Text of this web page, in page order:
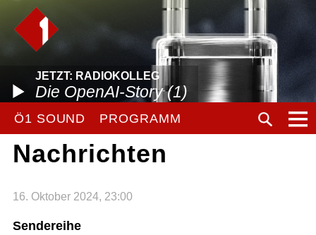
JETZT: RADIOKOLLEG
Die OpenAI-Story (1)
Ö1 SOUND PROGRAMM
Nachrichten
16. Oktober 2024, 23:00
Sendereihe